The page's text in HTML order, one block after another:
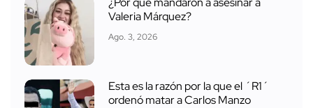
Valeria Márquez?
Ago. 3, 2026
Esta es la razón por la que el ´R1´
ordenó matar a Carlos Manzo